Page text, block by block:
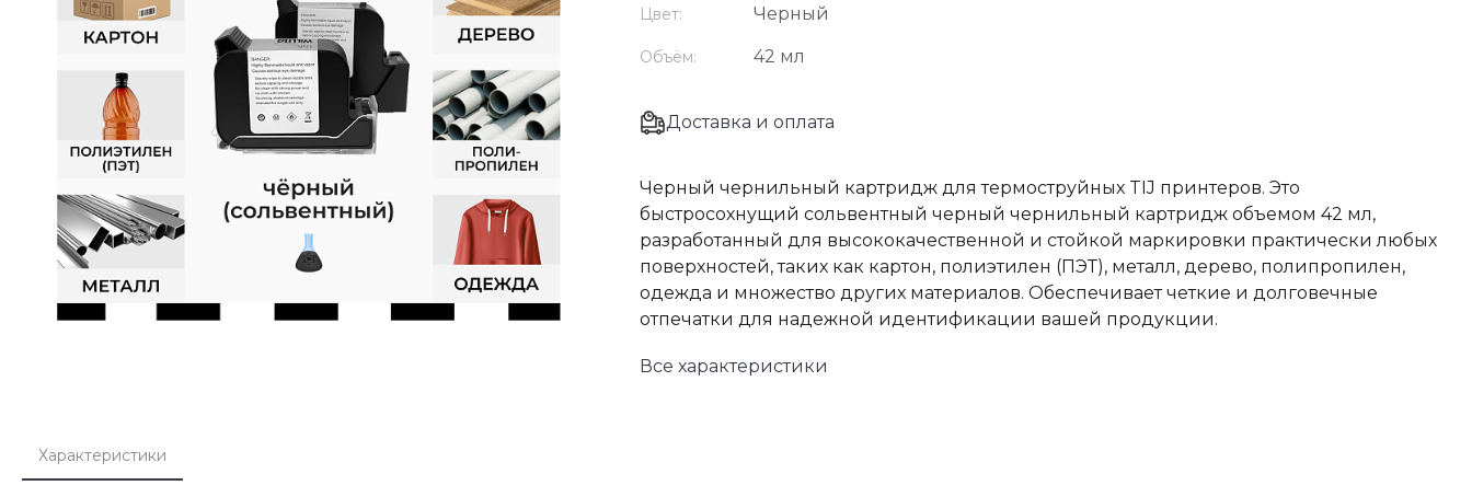
Цвет: Черный
Объём: 42 мл
Доставка и оплата
Черный чернильный картридж для термоструйных TIJ принтеров. Это
быстросохнущий сольвентный черный чернильный картридж объемом 42 мл,
разработанный для высококачественной и стойкой маркировки практически любых
поверхностей, таких как картон, полиэтилен (ПЭТ), металл, дерево, полипропилен,
одежда и множество других материалов. Обеспечивает четкие и долговечные
отпечатки для надежной идентификации вашей продукции.
Все характеристики
Характеристики